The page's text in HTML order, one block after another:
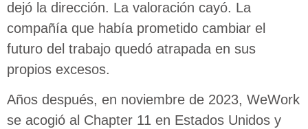
dejó la dirección. La valoración cayó. La
compañía que había prometido cambiar el
futuro del trabajo quedó atrapada en sus
propios excesos.
Años después, en noviembre de 2023, WeWork
se acogió al Chapter 11 en Estados Unidos y